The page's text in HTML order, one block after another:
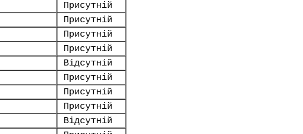
Присутній
Присутній
Присутній
Присутній
Відсутній
Присутній
Присутній
Присутній
Відсутній